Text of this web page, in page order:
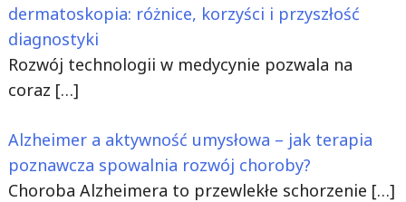
dermatoskopia: różnice, korzyści i przyszłość
diagnostyki
Rozwój technologii w medycynie pozwala na
coraz […]
Alzheimer a aktywność umysłowa – jak terapia
poznawcza spowalnia rozwój choroby?
Choroba Alzheimera to przewlekłe schorzenie […]